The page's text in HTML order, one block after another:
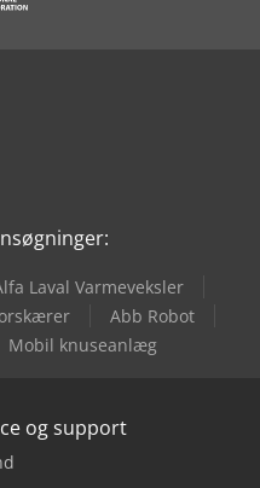
Laval Varmeveksler
Abb Robot
Mobil knuseanlæg
og support